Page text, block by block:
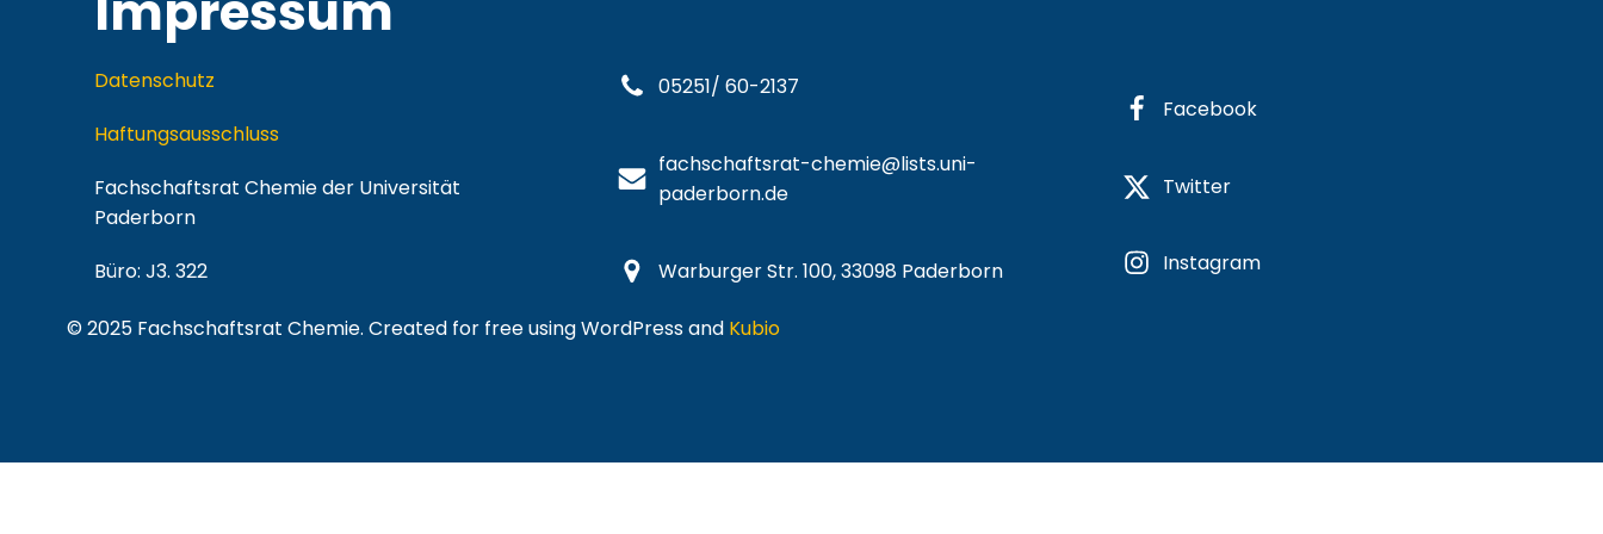
Datenschutz
Haftungsausschluss
Fachschaftsrat Chemie der Universität
Paderborn
Büro: J3. 322
05251/ 60-2137
fachschaftsrat-chemie@lists.uni-
paderborn.de
Warburger Str. 100, 33098 Paderborn
Facebook
Twitter
Instagram
© 2025 Fachschaftsrat Chemie. Created for free using WordPress and Kubio